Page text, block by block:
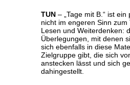
TUN – „Tage mit B.“ ist
nicht im engeren Sinn
Lesen und Weiterdenken:
Überlegungen, mit denen
sich ebenfalls in diese
Zielgruppe gibt, die sich
anstecken lässt und sich
dahingestellt.